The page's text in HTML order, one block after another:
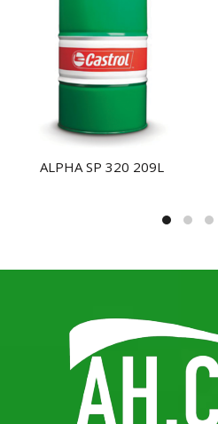
NHẬN BÁO GIÁ
ALPHA SP 320 209L